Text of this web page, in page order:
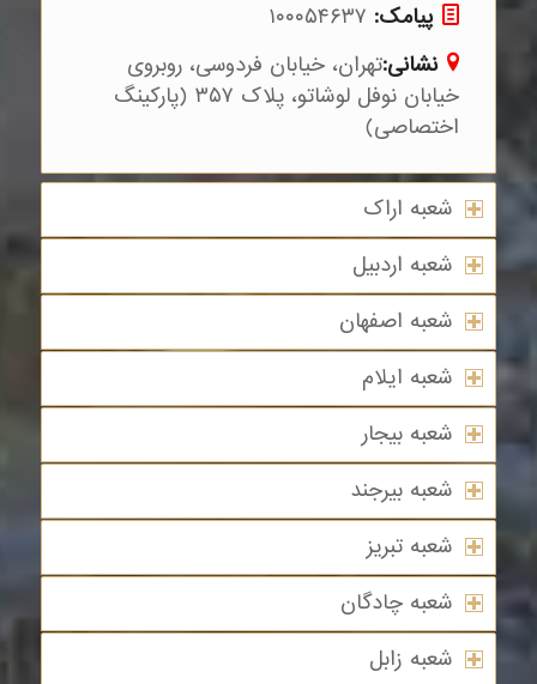
پیامک:
نشانی:تهران، خیابان فردوسی، روبروی
خیابان نوفل لوشاتو، پلاک ۳۵۷ (پارکینگ
اختصاصی)
شعبه اراک
شعبه اردبیل
شعبه اصفهان
شعبه ایلام
شعبه بیجار
شعبه بیرجند
شعبه تبریز
شعبه چادگان
شعبه زابل